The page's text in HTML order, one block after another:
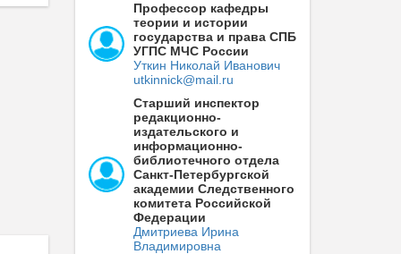
Профессор кафедры
теории и истории
государства и права СПБ
УГПС МЧС России
Уткин Николай Иванович
utkinnick@mail.ru
Старший инспектор
редакционно-
издательского и
информационно-
библиотечного отдела
Санкт-Петербургской
академии Следственного
комитета Российской
Федерации
Дмитриева Ирина
Владимировна